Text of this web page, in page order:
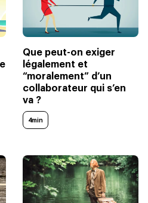
Que peut-on exiger
légalement et
“moralement” d’un
collaborateur qui s’en
va ?
4min